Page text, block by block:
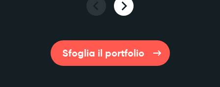
Sfoglia il portfolio